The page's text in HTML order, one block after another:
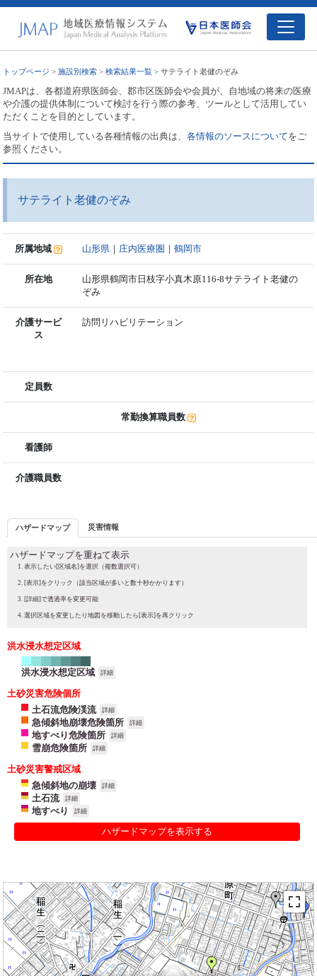
トップページ >施設別検索 >検索結果一覧 > サテライト老健のぞみ
JMAPは、各都道府県医師会、郡市区医師会や会員が、自地域の将来の医療
や介護の提供体制について検討を行う際の参考、ツールとして活用してい
ただくことを目的としています。
当サイトで使用している各種情報の出典は、各情報のソースについてをご
参照ください。
サテライト老健のぞみ
所属地域 山形県 ｜ 庄内医療圏 ｜鶴岡市
所在地
山形県鶴岡市日枝字小真木原116-8サテライト老健の
ぞみ
介護サービ
ス
訪問リハビリテーション
定員数
常勤換算職員数
看護師
介護職員数
ハザードマップ 災害情報
ハザードマップを重ねて表示
表示したい[区域名]を選択（複数選択可）
[表示]をクリック（該当区域が多いと数十秒かかります）
[詳細]で透過率を変更可能
選択区域を変更したり地図を移動したら[表示]を再クリック
洪水浸水想定区域
洪水浸水想定区域 詳細
土砂災害危険個所
土石流危険渓流
詳細
急傾斜地崩壊危険箇所 詳細
地すべり危険箇所 詳細
雪崩危険箇所 詳細
土砂災害警戒区域
急傾斜地の崩壊
詳細
土石流 詳細
地すべり 詳細
ハザードマップを表示する